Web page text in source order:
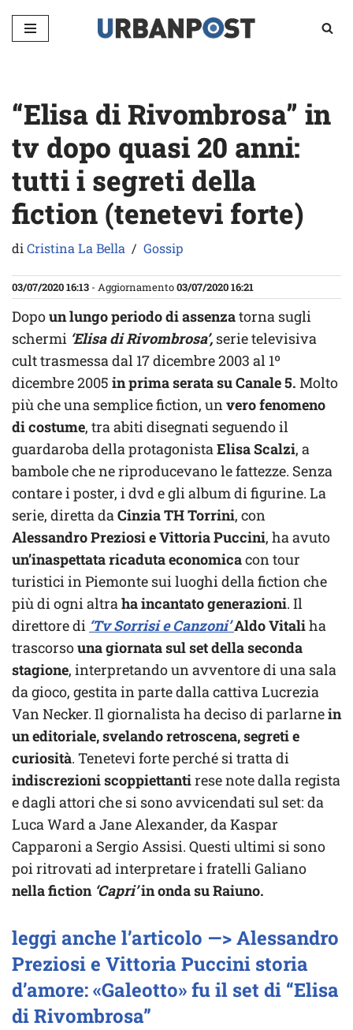
Vai
“Elisa di Rivombrosa” in
tv dopo quasi 20 anni:
tutti i segreti della
fiction (tenetevi forte)
diCristina La Bella Gossip
03/07/2020 16:13 - Aggiornamento03/07/2020 16:21
Dopoun lungo periodo di assenzatorna sugli
schermi ‘Elisa di Rivombrosa’, serie televisiva
cult trasmessa dal 17 dicembre 2003 al 1º
dicembre 2005 in prima serata su Canale 5. Molto
più che una semplice fiction, unvero fenomeno
di costume, tra abiti disegnati seguendo il
guardaroba della protagonistaElisa Scalzi, a
bambole che ne riproducevano le fattezze. Senza
contare i poster, i dvd e gli album di figurine. La
serie, diretta daCinzia TH Torrini, con
Alessandro Preziosi e Vittoria Puccini, ha avuto
un’inaspettata ricaduta economicacon tour
turistici in Piemonte sui luoghi della fiction che
più di ogni altraha incantato generazioni. Il
direttore di ‘Tv Sorrisi e Canzoni’Aldo Vitaliha
trascorsouna giornata sul set della seconda
stagione, interpretando un avventore di una sala
da gioco, gestita in parte dalla cattiva Lucrezia
Van Necker. Il giornalista ha deciso di parlarnein
un editoriale, svelando retroscena, segreti e
curiosità. Tenetevi forte perché si tratta di
indiscrezioni scoppiettantirese note dalla regista
e dagli attori che si sono avvicendati sul set: da
Luca Ward a Jane Alexander, da Kaspar
Capparoni a Sergio Assisi. Questi ultimi si sono
poi ritrovati ad interpretare i fratelli Galiano
nella fiction ‘Capri’in onda su Raiuno.
leggi anche l’articolo —> Alessandro
Preziosi e Vittoria Puccini storia
d’amore: «Galeotto» fu il set di “Elisa
di Rivombrosa”